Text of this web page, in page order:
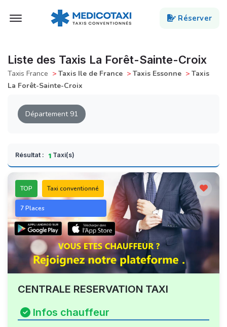
Ouvert Menu
Réserver
Liste des Taxis La Forêt-Sainte-Croix
Taxis France > Taxis Ile de France > Taxis Essonne > Taxis
La Forêt-Sainte-Croix
Département 91
Résultat : 1 Taxi(s)
TOP Taxi conventionné
7 Places
CENTRALE RESERVATION TAXI
Infos chauffeur